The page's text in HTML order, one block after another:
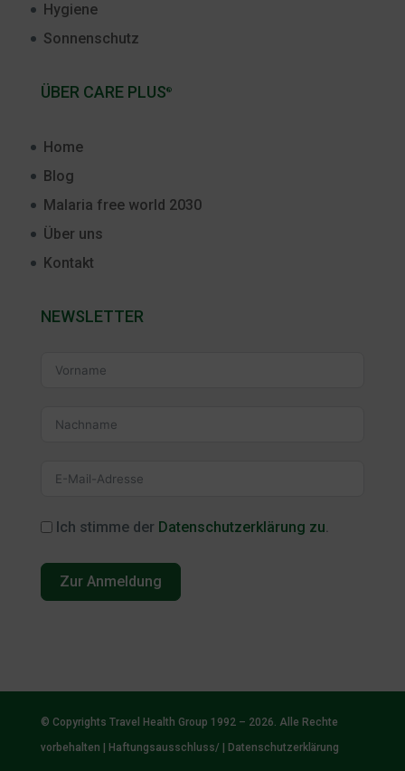
Hygiene
Sonnenschutz
ÜBER CARE PLUS®
Home
Blog
Malaria free world 2030
Über uns
Kontakt
NEWSLETTER
Ich stimme der Datenschutzerklärung zu.
Zur Anmeldung
© Copyrights Travel Health Group 1992 – 2026. Alle Rechte
vorbehalten |
Haftungsausschluss/ Datenschutzerklärung